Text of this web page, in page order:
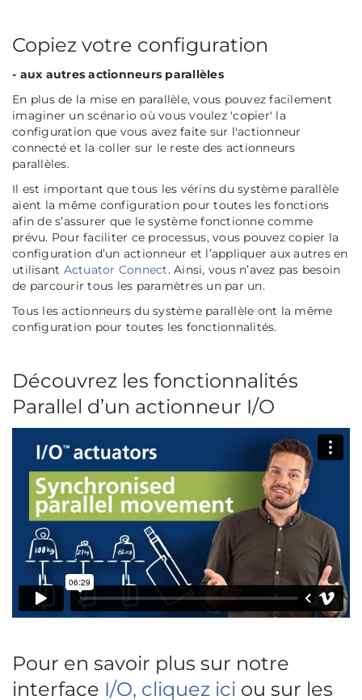
Copiez votre configuration
- aux autres actionneurs parallèles
En plus de la mise en parallèle, vous pouvez facilement
imaginer un scénario où vous voulez 'copier' la
configuration que vous avez faite sur l'actionneur
connecté et la coller sur le reste des actionneurs
parallèles.
Il est important que tous les vérins du système parallèle
aient la même configuration pour toutes les fonctions
afin de s’assurer que le système fonctionne comme
prévu. Pour faciliter ce processus, vous pouvez copier la
configuration d’un actionneur et l’appliquer aux autres en
utilisant Actuator Connect. Ainsi, vous n’avez pas besoin
de parcourir tous les paramètres un par un.
Tous les actionneurs du système parallèle ont la même
configuration pour toutes les fonctionnalités.
Découvrez les fonctionnalités
Parallel d’un actionneur I/O
Pour en savoir plus sur notre
interface I/O, cliquez ici ou sur les